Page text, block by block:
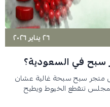
في السعودية؟
سبح سبحة غالية عشان
تنقطع الخيوط ويطيح